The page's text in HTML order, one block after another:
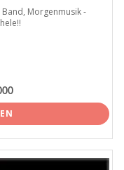
Morgenmusik -